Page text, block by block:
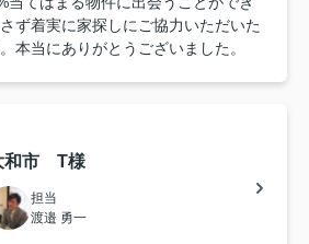
ず着実に家探しにご協力いただいた
本当にありがとうございました。
和市 T様
担当
渡邉 勇一